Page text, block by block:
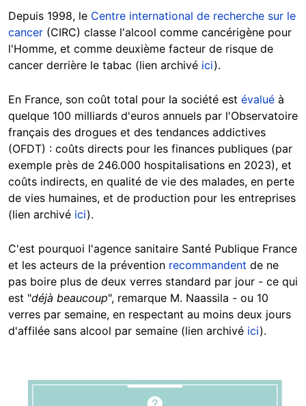
Depuis 1998, le Centre international de recherche sur le
cancer (CIRC) classe l'alcool comme cancérigène pour
l'Homme, et comme deuxième facteur de risque de
cancer derrière le tabac (lien archivé ici).
En France, son coût total pour la société est évalué à
quelque 100 milliards d'euros annuels par l'Observatoire
français des drogues et des tendances addictives
(OFDT) : coûts directs pour les finances publiques (par
exemple près de 246.000 hospitalisations en 2023), et
coûts indirects, en qualité de vie des malades, en perte
de vies humaines, et de production pour les entreprises
(lien archivé ici).
C'est pourquoi l'agence sanitaire Santé Publique France
et les acteurs de la prévention recommandent de ne
pas boire plus de deux verres standard par jour - ce qui
est "déjà beaucoup", remarque M. Naassila - ou 10
verres par semaine, en respectant au moins deux jours
d'affilée sans alcool par semaine (lien archivé ici).
Image